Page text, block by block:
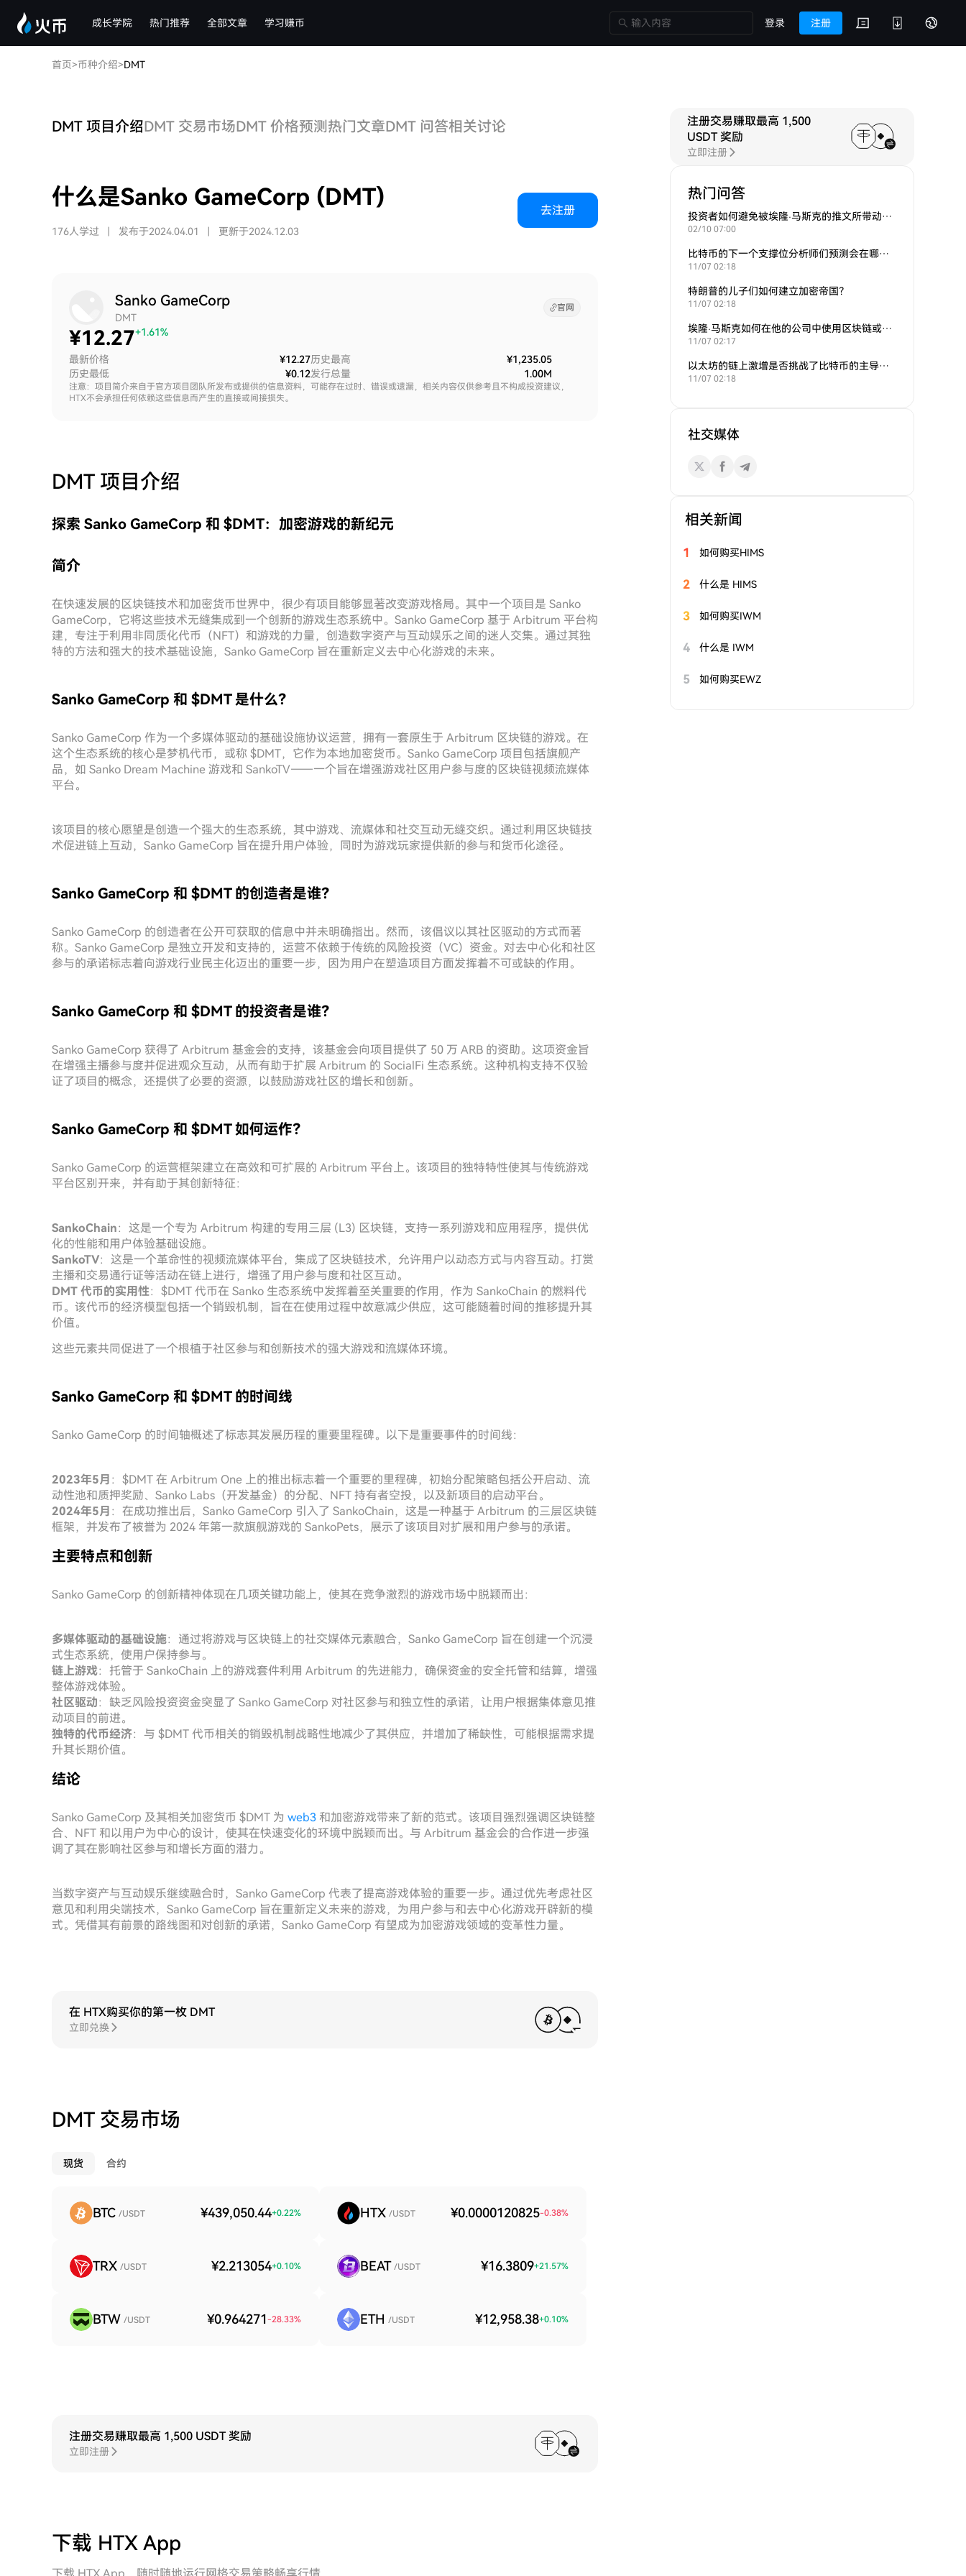
成长学院 热门推荐 全部文章 学习赚币 登录 注册
首页>币种介绍>DMT
DMT 项目介绍DMT 交易市场DMT 价格预测热门文章DMT 问答相关讨论
什么是Sanko GameCorp (DMT)
176人学过 发布于2024.04.01 更新于2024.12.03
去注册
Sanko GameCorp
DMT
官网
¥12.27+1.61%
最新价格
¥12.27
历史最低
¥0.12
历史最高
¥1,235.05
发行总量
1.00M
注意：项目简介来自于官方项目团队所发布或提供的信息资料，可能存在过时、错误或遗漏，相关内容仅供参考且不构成投资建议，
HTX不会承担任何依赖这些信息而产生的直接或间接损失。
DMT 项目介绍
探索 Sanko GameCorp 和 $DMT：加密游戏的新纪元
简介
在快速发展的区块链技术和加密货币世界中，很少有项目能够显著改变游戏格局。其中一个项目是 Sanko
GameCorp，它将这些技术无缝集成到一个创新的游戏生态系统中。Sanko GameCorp 基于 Arbitrum 平台构
建，专注于利用非同质化代币（NFT）和游戏的力量，创造数字资产与互动娱乐之间的迷人交集。通过其独
特的方法和强大的技术基础设施，Sanko GameCorp 旨在重新定义去中心化游戏的未来。
Sanko GameCorp 和 $DMT 是什么？
Sanko GameCorp 作为一个多媒体驱动的基础设施协议运营，拥有一套原生于 Arbitrum 区块链的游戏。在
这个生态系统的核心是梦机代币，或称 $DMT，它作为本地加密货币。Sanko GameCorp 项目包括旗舰产
品，如 Sanko Dream Machine 游戏和 SankoTV——一个旨在增强游戏社区用户参与度的区块链视频流媒体
平台。
该项目的核心愿望是创造一个强大的生态系统，其中游戏、流媒体和社交互动无缝交织。通过利用区块链技
术促进链上互动，Sanko GameCorp 旨在提升用户体验，同时为游戏玩家提供新的参与和货币化途径。
Sanko GameCorp 和 $DMT 的创造者是谁？
Sanko GameCorp 的创造者在公开可获取的信息中并未明确指出。然而，该倡议以其社区驱动的方式而著
称。Sanko GameCorp 是独立开发和支持的，运营不依赖于传统的风险投资（VC）资金。对去中心化和社区
参与的承诺标志着向游戏行业民主化迈出的重要一步，因为用户在塑造项目方面发挥着不可或缺的作用。
Sanko GameCorp 和 $DMT 的投资者是谁？
Sanko GameCorp 获得了 Arbitrum 基金会的支持，该基金会向项目提供了 50 万 ARB 的资助。这项资金旨
在增强主播参与度并促进观众互动，从而有助于扩展 Arbitrum 的 SocialFi 生态系统。这种机构支持不仅验
证了项目的概念，还提供了必要的资源，以鼓励游戏社区的增长和创新。
Sanko GameCorp 和 $DMT 如何运作？
Sanko GameCorp 的运营框架建立在高效和可扩展的 Arbitrum 平台上。该项目的独特特性使其与传统游戏
平台区别开来，并有助于其创新特征：
SankoChain：这是一个专为 Arbitrum 构建的专用三层 (L3) 区块链，支持一系列游戏和应用程序，提供优
化的性能和用户体验基础设施。
SankoTV：这是一个革命性的视频流媒体平台，集成了区块链技术，允许用户以动态方式与内容互动。打赏
主播和交易通行证等活动在链上进行，增强了用户参与度和社区互动。
DMT 代币的实用性：$DMT 代币在 Sanko 生态系统中发挥着至关重要的作用，作为 SankoChain 的燃料代
币。该代币的经济模型包括一个销毁机制，旨在在使用过程中故意减少供应，这可能随着时间的推移提升其
价值。
这些元素共同促进了一个根植于社区参与和创新技术的强大游戏和流媒体环境。
Sanko GameCorp 和 $DMT 的时间线
Sanko GameCorp 的时间轴概述了标志其发展历程的重要里程碑。以下是重要事件的时间线：
2023年5月 ：$DMT 在 Arbitrum One 上的推出标志着一个重要的里程碑，初始分配策略包括公开启动、流
动性池和质押奖励、Sanko Labs（开发基金）的分配、NFT 持有者空投，以及新项目的启动平台。
2024年5月 ：在成功推出后，Sanko GameCorp 引入了 SankoChain，这是一种基于 Arbitrum 的三层区块链
框架，并发布了被誉为 2024 年第一款旗舰游戏的 SankoPets，展示了该项目对扩展和用户参与的承诺。
主要特点和创新
Sanko GameCorp 的创新精神体现在几项关键功能上，使其在竞争激烈的游戏市场中脱颖而出：
多媒体驱动的基础设施：通过将游戏与区块链上的社交媒体元素融合，Sanko GameCorp 旨在创建一个沉浸
式生态系统，使用户保持参与。
链上游戏：托管于 SankoChain 上的游戏套件利用 Arbitrum 的先进能力，确保资金的安全托管和结算，增强
整体游戏体验。
社区驱动：缺乏风险投资资金突显了 Sanko GameCorp 对社区参与和独立性的承诺，让用户根据集体意见推
动项目的前进。
独特的代币经济：与 $DMT 代币相关的销毁机制战略性地减少了其供应，并增加了稀缺性，可能根据需求提
升其长期价值。
结论
Sanko GameCorp 及其相关加密货币 $DMT 为 web3 和加密游戏带来了新的范式。该项目强烈强调区块链整
合、NFT 和以用户为中心的设计，使其在快速变化的环境中脱颖而出。与 Arbitrum 基金会的合作进一步强
调了其在影响社区参与和增长方面的潜力。
当数字资产与互动娱乐继续融合时，Sanko GameCorp 代表了提高游戏体验的重要一步。通过优先考虑社区
意见和利用尖端技术，Sanko GameCorp 旨在重新定义未来的游戏，为用户参与和去中心化游戏开辟新的模
式。凭借其有前景的路线图和对创新的承诺，Sanko GameCorp 有望成为加密游戏领域的变革性力量。
在 HTX购买你的第一枚 DMT
立即兑换
DMT 交易市场
现货 合约
BTC /USDT ¥439,050.44+0.22% HTX /USDT ¥0.0000120825-0.38%
TRX /USDT ¥2.213054+0.10% BEAT /USDT ¥16.3809+21.57%
BTW /USDT ¥0.964271 -28.33% ETH /USDT ¥12,958.38+0.10%
注册交易赚取最高 1,500 USDT 奖励
立即注册
下载 HTX App
注册交易赚取最高 1,500
USDT 奖励
立即注册
热门问答
投资者如何避免被埃隆·马斯克的推文所带动的炒作？
02/10 07:00
比特币的下一个支撑位分析师们预测会在哪里？
11/07 02:18
特朗普的儿子们如何建立加密帝国？
11/07 02:18
埃隆·马斯克如何在他的公司中使用区块链或加密货币？
11/07 02:17
以太坊的链上激增是否挑战了比特币的主导地位？
11/07 02:18
社交媒体
相关新闻
1 如何购买HIMS
2 什么是 HIMS
3 如何购买IWM
4 什么是 IWM
5 如何购买EWZ